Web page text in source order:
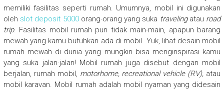
memiliki fasilitas seperti rumah. Umumnya, mobil ini digunakan
oleh slot deposit 5000orang-orang yang suka traveling atau road
trip. Fasilitas mobil rumah pun tidak main-main, apapun barang
mewah yang kamu butuhkan ada di mobil. Yuk, lihat desain mobil
rumah mewah di dunia yang mungkin bisa menginspirasi kamu
yang suka jalan-jalan! Mobil rumah juga disebut dengan mobil
berjalan, rumah mobil, motorhome, recreational vehicle (RV), atau
mobil karavan. Mobil rumah adalah mobil nyaman yang didesain